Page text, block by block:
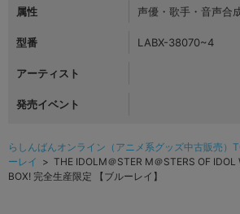
属性 声優・歌手・音声合
型番 LABX-38070~4
アーティスト
発売イベント
らしんばんオンライン（アニメ系グッズ中古販売）
ーレイ > THE IDOLM＠STER M＠STERS OF IDOL
BOX! 完全生産限定 【ブルーレイ】